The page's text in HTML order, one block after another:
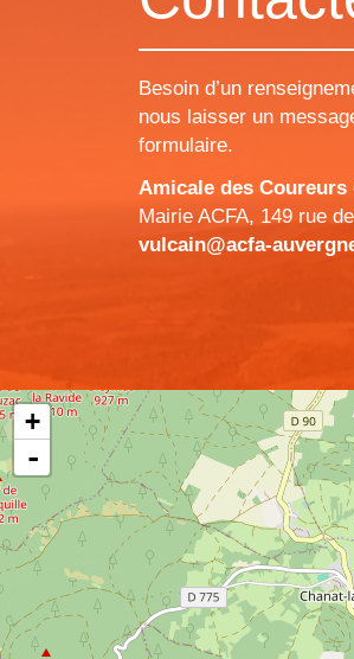
Besoin d’un
nous laisser un
formulaire.
Amicale des Coureurs
Mairie ACFA, 149 rue
vulcain@acfa-
+
-